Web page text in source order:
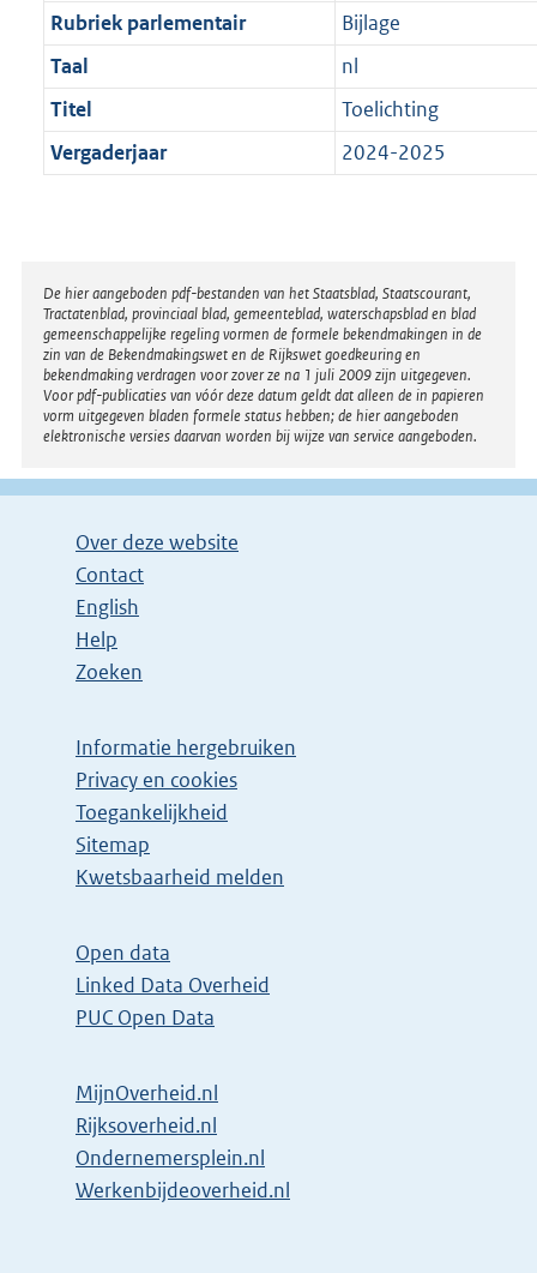
Rubriek parlementair
Bijlage
Taal
nl
Titel
Toelichting
Vergaderjaar
2024-2025
Disclaimer
De hier aangeboden pdf-bestanden van het Staatsblad, Staatscourant,
Tractatenblad, provinciaal blad, gemeenteblad, waterschapsblad en blad
gemeenschappelijke regeling vormen de formele bekendmakingen in de
zin van de Bekendmakingswet en de Rijkswet goedkeuring en
bekendmaking verdragen voor zover ze na 1 juli 2009 zijn uitgegeven.
Voor pdf-publicaties van vóór deze datum geldt dat alleen de in papieren
vorm uitgegeven bladen formele status hebben; de hier aangeboden
elektronische versies daarvan worden bij wijze van service aangeboden.
Over deze website
Contact
English
Help
Zoeken
Informatie hergebruiken
Privacy en cookies
Toegankelijkheid
Sitemap
Kwetsbaarheid melden
Open data
Linked Data Overheid
PUC Open Data
MijnOverheid.nl
Rijksoverheid.nl
Ondernemersplein.nl
Werkenbijdeoverheid.nl